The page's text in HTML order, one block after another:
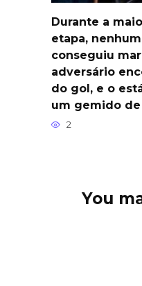
Durante a
etapa,
conseguiu
adversário
do gol, e o
um gemido
2
You